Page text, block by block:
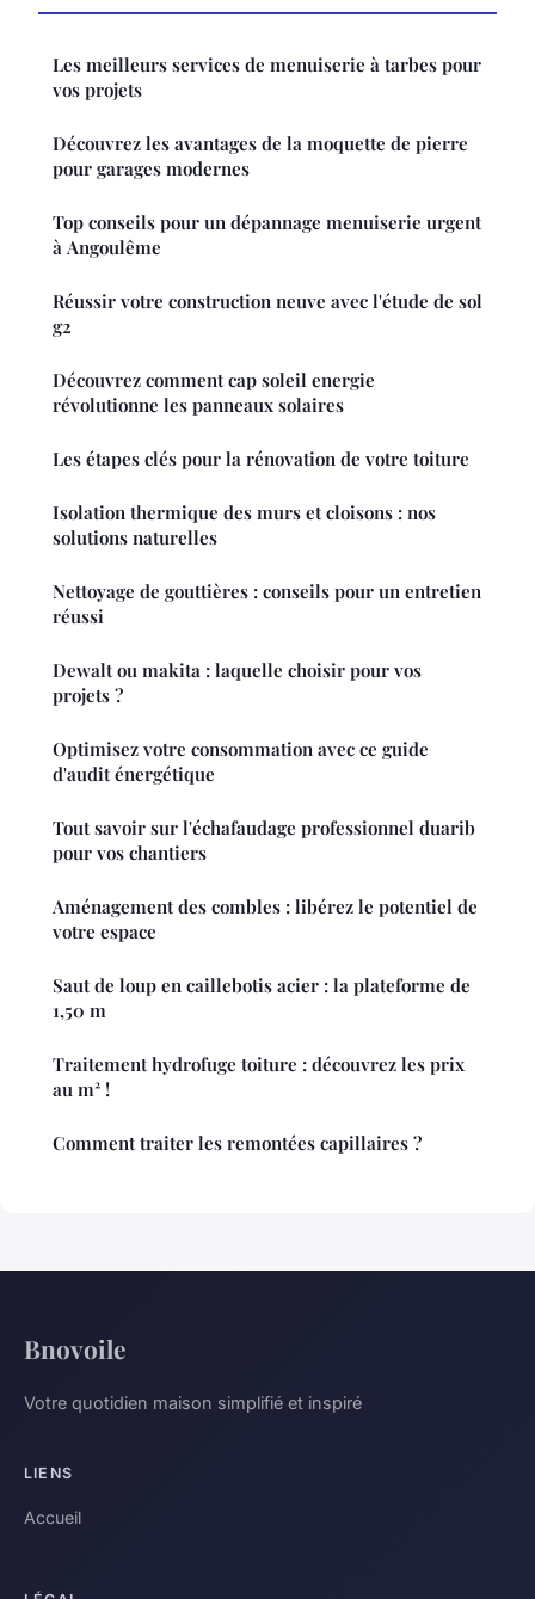
Les meilleurs services de menuiserie à tarbes pour
vos projets
Découvrez les avantages de la moquette de pierre
pour garages modernes
Top conseils pour un dépannage menuiserie urgent
à Angoulême
Réussir votre construction neuve avec l'étude de sol
g2
Découvrez comment cap soleil energie
révolutionne les panneaux solaires
Les étapes clés pour la rénovation de votre toiture
Isolation thermique des murs et cloisons : nos
solutions naturelles
Nettoyage de gouttières : conseils pour un entretien
réussi
Dewalt ou makita : laquelle choisir pour vos
projets ?
Optimisez votre consommation avec ce guide
d'audit énergétique
Tout savoir sur l'échafaudage professionnel duarib
pour vos chantiers
Aménagement des combles : libérez le potentiel de
votre espace
Saut de loup en caillebotis acier : la plateforme de
1,50 m
Traitement hydrofuge toiture : découvrez les prix
au m² !
Comment traiter les remontées capillaires ?
Bnovoile
Votre quotidien maison simplifié et inspiré
LIENS
Accueil